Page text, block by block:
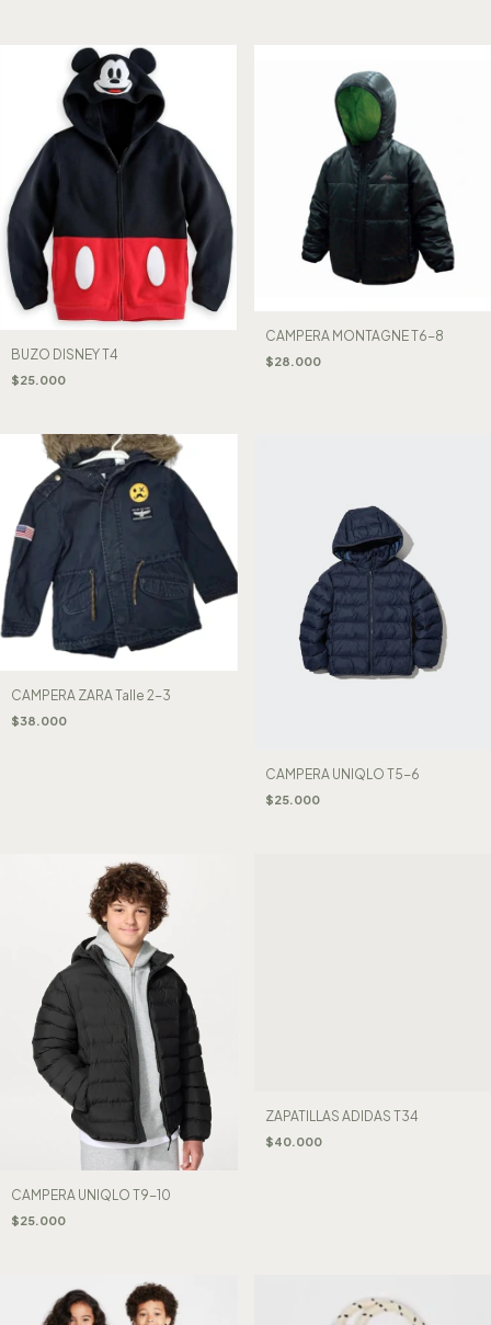
BUZO DISNEY T4
$25.000
CAMPERA MONTAGNE T6-8
$28.000
CAMPERA ZARA Talle 2-3
$38.000
CAMPERA UNIQLO T5-6
$25.000
CAMPERA UNIQLO T9-10
$25.000
ZAPATILLAS ADIDAS T34
$40.000